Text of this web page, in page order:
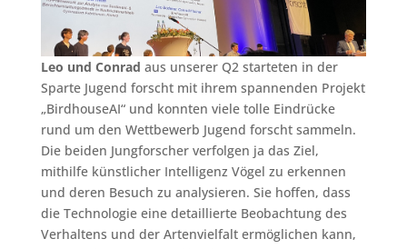
Leo und Conrad aus unserer Q2 starteten in der
Sparte Jugend forscht mit ihrem spannenden Projekt
„BirdhouseAI“ und konnten viele tolle Eindrücke
rund um den Wettbewerb Jugend forscht sammeln.
Die beiden Jungforscher verfolgen ja das Ziel,
mithilfe künstlicher Intelligenz Vögel zu erkennen
und deren Besuch zu analysieren. Sie hoffen, dass
die Technologie eine detaillierte Beobachtung des
Verhaltens und der Artenvielfalt ermöglichen kann,